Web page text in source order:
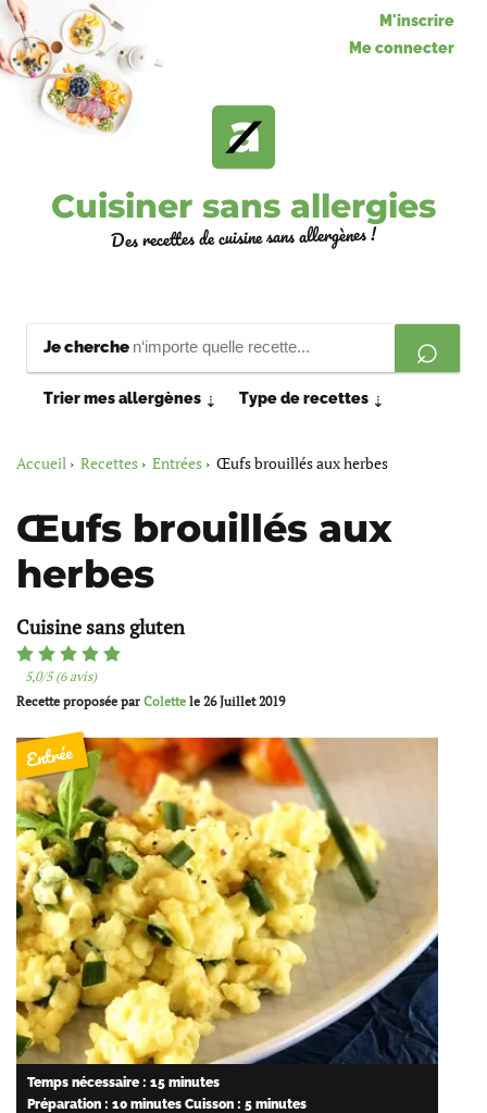
M'inscrire
Me connecter
Cuisiner sans allergies
Des recettes de cuisine sans allergènes !
Je cherche
Trier mes allergènes ⇣ Type de recettes ⇣
Accueil Recettes Entrées Œufs brouillés aux herbes
Œufs brouillés aux
herbes
Cuisine sans gluten
5,0/5 (6 avis)
Recette proposée par Colette le 26 Juillet 2019
Entrée
Temps nécessaire : 15 minutes
Préparation : 10 minutes Cuisson : 5 minutes